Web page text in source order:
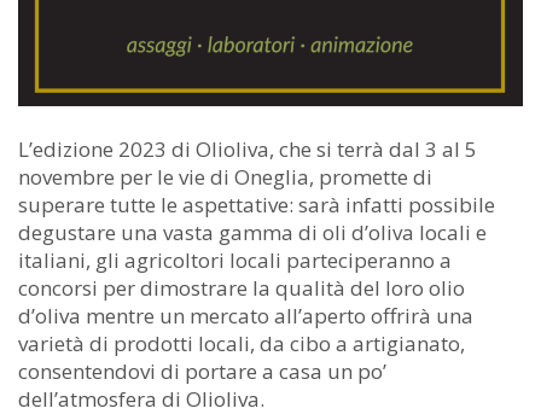
L’edizione 2023 di Olioliva, che si terrà dal 3 al 5
novembre per le vie di Oneglia, promette di
superare tutte le aspettative: sarà infatti possibile
degustare una vasta gamma di oli d’oliva locali e
italiani, gli agricoltori locali parteciperanno a
concorsi per dimostrare la qualità del loro olio
d’oliva mentre un mercato all’aperto offrirà una
varietà di prodotti locali, da cibo a artigianato,
consentendovi di portare a casa un po’
dell’atmosfera di Olioliva.